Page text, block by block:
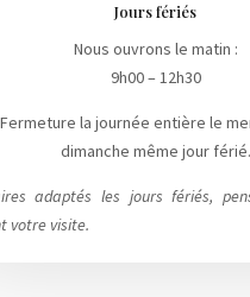
Jours fériés
Nous ouvrons le matin :
9h00 – 12h30
Fermeture la journée entière le
dimanche même jour férié.
adaptés les jours fériés,
votre visite.